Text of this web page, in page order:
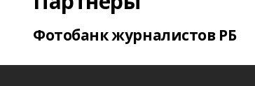
Фотобанк журналистов РБ